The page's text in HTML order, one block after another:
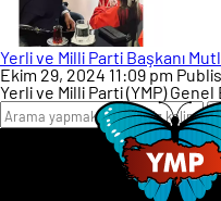
Yerli ve Milli Parti Başkanı
Ekim 29, 2024 11:09 pm
Yerli ve Milli Parti (YMP)